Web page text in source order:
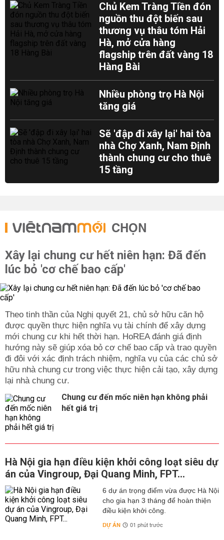
Chủ Kem Tràng Tiền đón
nguồn thu đột biến sau
thương vụ thâu tóm Hải
Hà, mở cửa hàng
flagship trên đất vàng 18
Hàng Bài
Nhiều phòng trọ Hà Nội
tăng giá
Sẽ 'đập đi xây lại' hai tòa
nhà Chợ Xanh, Nam Định
thành chung cư cho thuê
15 tầng
CHỌN
Xây lại chung cư hết niên hạn: Đã đến
lúc bỏ 'cơ chế bao cấp'
Theo tinh thần của Nghị quyết 21, chủ sở hữu căn hộ
được quyền thực hiện nghĩa vụ tài chính để xây dựng
mới chung cư khi hết thời hạn. HoREA đánh giá định
hướng này sẽ giúp xóa bỏ cơ chế bao cấp và trao quyền
đi đôi với xác định trách nhiệm, nghĩa vụ của các chủ sở
hữu nhà chung cư trong việc thực hiện cải tạo, xây dựng
lại nhà chung cư.
Chung cư đến mốc niên hạn không phải
hết giá trị
Hà Nội gia hạn điều kiện khởi công loạt siêu dự
án của Vingroup, Đại Quang Minh, FPT...
6 dự án trọng điểm vừa được Hà Nội
cho gia hạn 3 tháng để hoàn thiện
điều kiện khởi công.
DỰ ÁN 01 phút trước